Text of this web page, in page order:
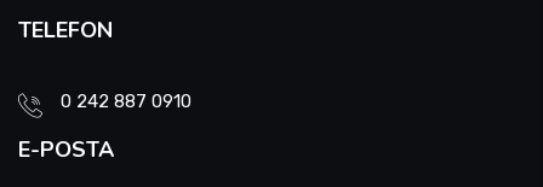
TELEFON
0 242 887 0910
E-POSTA